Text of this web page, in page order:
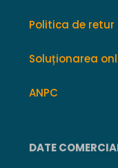
Politica de retur
Soluționarea
ANPC
DATE